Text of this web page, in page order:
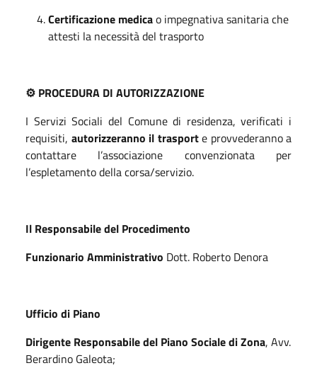
Certificazione medicao impegnativa sanitaria che
attesti la necessità del trasporto
⚙️ PROCEDURA DI AUTORIZZAZIONE
I Servizi Sociali del Comune di residenza, verificati i
requisiti, autorizzeranno il trasporte provvederanno a
contattare l’associazione convenzionata per
l’espletamento della corsa/servizio.
Il Responsabile del Procedimento
Funzionario Amministrativo Dott. Roberto Denora
Ufficio di Piano
Dirigente Responsabile del Piano Sociale di Zona, Avv.
Berardino Galeota;